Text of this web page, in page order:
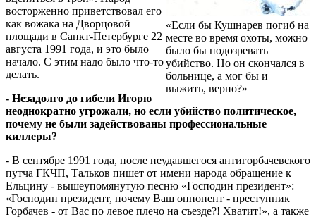
«Если бы Кушнарев погиб на
месте во время охоты, можно
было бы подозревать
убийство. Но он скончался в
больнице, а мог бы и
выжить, верно?»
восторженно приветствовал его
как вожака на Дворцовой
площади в Санкт-Петербурге 22
августа 1991 года, и это было
начало. С этим надо было что-то
делать.
- Незадолго до гибели Игорю
неоднократно угрожали, но если убийство политическое,
почему не были задействованы профессиональные
киллеры?
- В сентябре 1991 года, после неудавшегося антигорбачевского
путча ГКЧП, Тальков пишет от имени народа обращение к
Ельцину - вышеупомянутую песню «Господин президент»:
«Господин президент, почему Ваш оппонент - преступник
Горбачев - от Вас по левое плечо на съезде?! Хватит!», а также